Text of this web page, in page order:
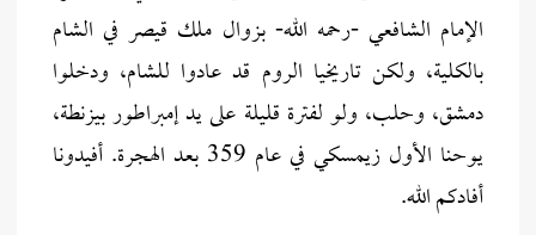
الإمام الشافعي -رحمه الله- بزوال ملك قيصر في الشام
بالكلية، ولكن تاريخيا الروم قد عادوا للشام، ودخلوا
دمشق، وحلب، ولو لفترة قليلة على يد إمبراطور بيزنطة،
يوحنا الأول زيمسكي في عام 359 بعد الهجرة. أفيدونا
أفادكم الله.